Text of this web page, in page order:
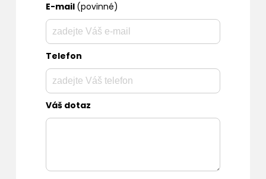
E-mail (povinné)
Telefon
Váš dotaz